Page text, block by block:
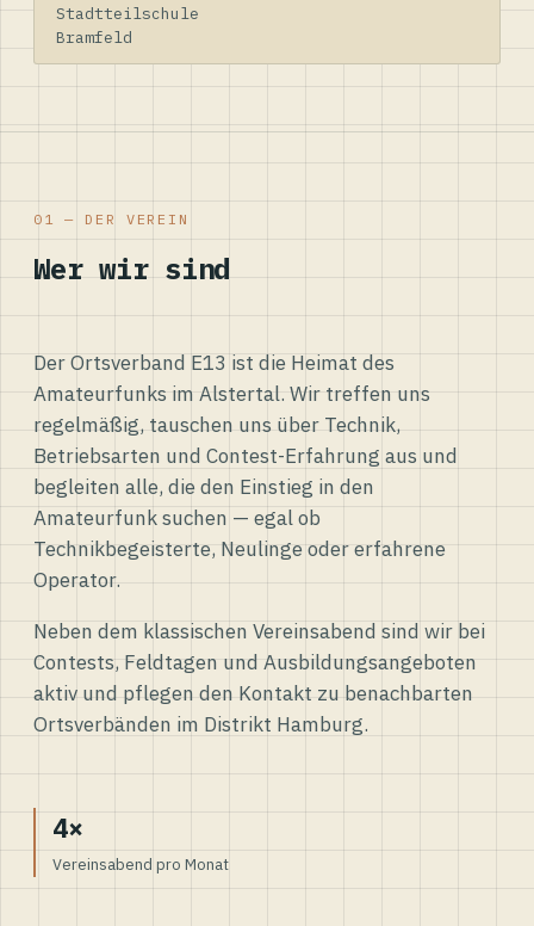
Stadtteilschule
Bramfeld
01 — DER VEREIN
Wer wir sind
Der Ortsverband E13 ist die Heimat des
Amateurfunks im Alstertal. Wir treffen uns
regelmäßig, tauschen uns über Technik,
Betriebsarten und Contest-Erfahrung aus und
begleiten alle, die den Einstieg in den
Amateurfunk suchen — egal ob
Technikbegeisterte, Neulinge oder erfahrene
Operator.
Neben dem klassischen Vereinsabend sind wir bei
Contests, Feldtagen und Ausbildungsangeboten
aktiv und pflegen den Kontakt zu benachbarten
Ortsverbänden im Distrikt Hamburg.
4×
Vereinsabend pro Monat